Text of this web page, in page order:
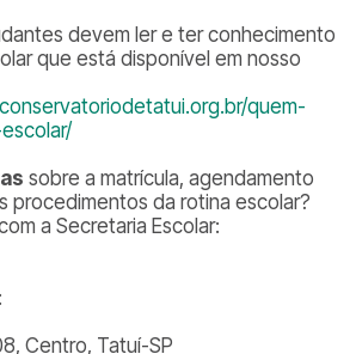
devem ler e ter conhecimento
que está disponível em nosso
quem-
sobre a matrícula, agendamento
procedimentos da rotina escolar?
a Secretaria Escolar:
Centro, Tatuí-SP